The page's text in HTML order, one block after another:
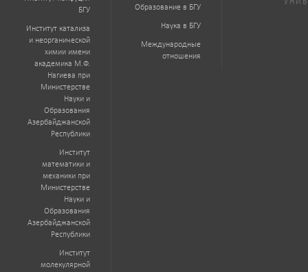
БГУ
Институт катализа
и неорганической
химии имени
академика М.Ф.
Нагиева при
Министерстве
Науки и
Образования
Азербайджанской
Республики
Институт
математики и
механики при
Министерстве
Науки и
Образования
Азербайджанской
Республики
Институт
молекулярной
Образование в БГУ
Наука в БГУ
Международные
отношения